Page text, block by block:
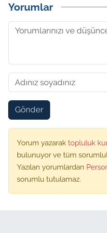
Yorumlar
Gönder
Yorum yazarak topluluk
bulunuyor ve tüm
Yazılan yorumlardan
sorumlu tutulamaz.